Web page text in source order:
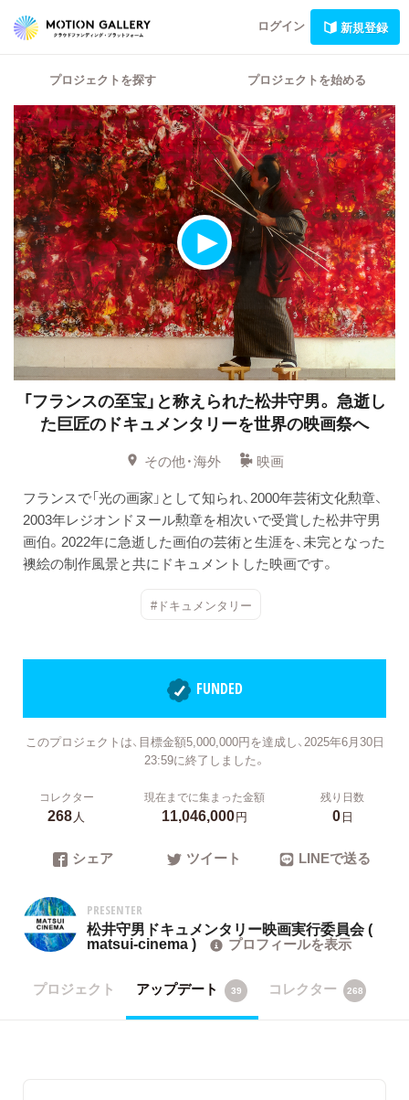
ログイン 新規登録
プロジェクトを探す プロジェクトを始める
「フランスの至宝」と称えられた松井守男。 急逝し
た巨匠のドキュメンタリーを世界の映画祭へ
その他・海外
映画
フランスで「光の画家」として知られ、2000年芸術文化勲章、
2003年レジオンドヌール勲章を相次いで受賞した松井守男
画伯。2022年に急逝した画伯の芸術と生涯を、未完となった
襖絵の制作風景と共にドキュメントした映画です。
#ドキュメンタリー
FUNDED
このプロジェクトは、目標金額5,000,000円を達成し、2025年6月30日
23:59に終了しました。
コレクター
268人
現在までに集まった金額
11,046,000円
残り日数
0日
シェア ツイート LINEで送る
PRESENTER
松井守男ドキュメンタリー映画実行委員会 (
matsui-cinema ) プロフィールを表示
プロジェクト アップデート 39 コレクター 268